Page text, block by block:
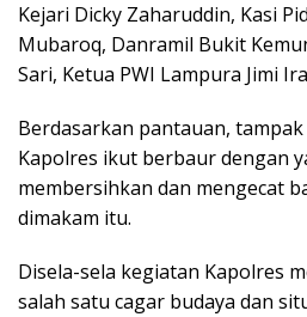
Kejari Dicky Zaharuddin, Kasi
Mubaroq, Danramil Bukit
Sari, Ketua PWI Lampura Jimi
Berdasarkan pantauan,
Kapolres ikut berbaur dengan
membersihkan dan mengecat
dimakam itu.
Disela-sela kegiatan Kapolres
salah satu cagar budaya dan